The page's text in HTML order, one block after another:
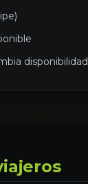
disponibilidad